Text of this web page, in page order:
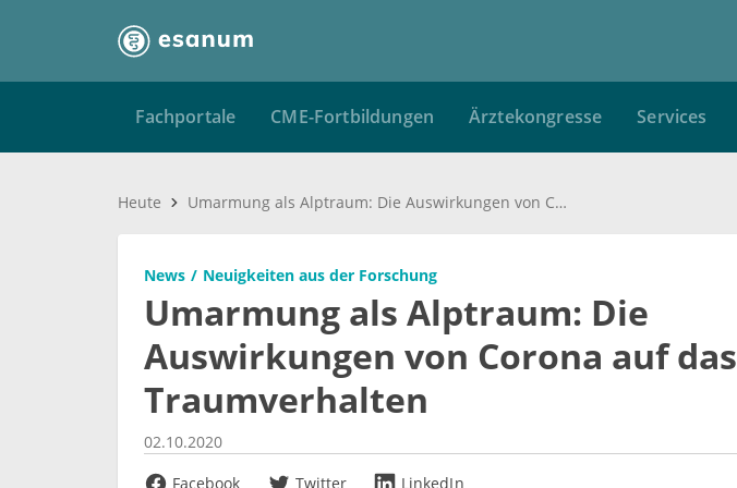
Fachportale CME-Fortbildungen Ärztekongresse Services
Heute Umarmung als Alptraum: Die Auswirkungen von Corona auf das Traumverhalten
News Neuigkeiten aus der Forschung
Umarmung als Alptraum: Die
Auswirkungen von Corona auf das
Traumverhalten
02.10.2020
Facebook
Twitter LinkedIn